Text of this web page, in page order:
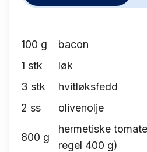
100 g
bacon
1 stk
løk
3 stk
hvitløksfedd
2 ss olivenolje
800 g
hermetiske
regel 400 g)